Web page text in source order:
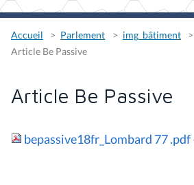
Accueil Parlement
img_bâtiment
Article Be Passive
Article Be Passive
bepassive18fr_Lombard 77 .pdf